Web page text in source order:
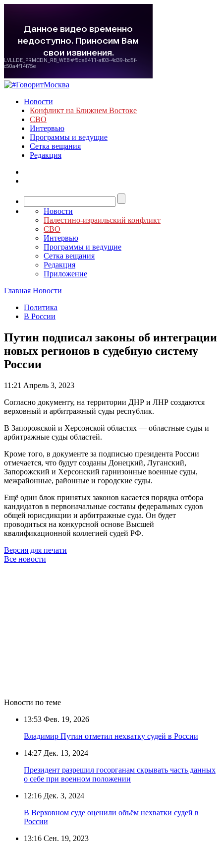
Новости
Конфликт на Ближнем Востоке
СВО
Интервью
Программы и ведущие
Сетка вещания
Редакция
Новости
Палестино-израильский конфликт
СВО
Интервью
Программы и ведущие
Сетка вещания
Редакция
Приложение
Главная Новости
Политика
В России
Путин подписал законы об интеграции
новых регионов в судебную систему
России
11:21 Апрель 3, 2023
Согласно документу, на территории ДНР и ЛНР создаются
верховный и арбитражный суды республик.
В Запорожской и Херсонской областях — областные суды и
арбитражные суды областей.
Кроме того, в документе за подписью президента России
отмечается, что будут созданы Донецкий, Луганский,
Запорожский и Херсонский гарнизонные военные суды,
межрайонные, районные и городские суды.
Ещё один блок принятых законов касается порядка отбора
кандидатов в первоначальные составы федеральных судов
общей юрисдикции и арбитражные суда. Он будет
проводиться на конкурсной основе Высшей
квалификационной коллегией судей РФ.
Версия для печати
Все новости
Новости по теме
13:53 Фев. 19, 2026
Владимир Путин отметил нехватку судей в России
14:27 Дек. 13, 2024
Президент разрешил госорганам скрывать часть данных
о себе при военном положении
12:16 Дек. 3, 2024
В Верховном суде оценили объём нехватки судей в
России
13:16 Сен. 19, 2023